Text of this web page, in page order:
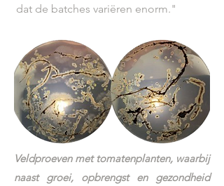
dat de batches variëren enorm."
Veldproeven met tomatenplanten, waarbij
naast groei, opbrengst en gezondheid